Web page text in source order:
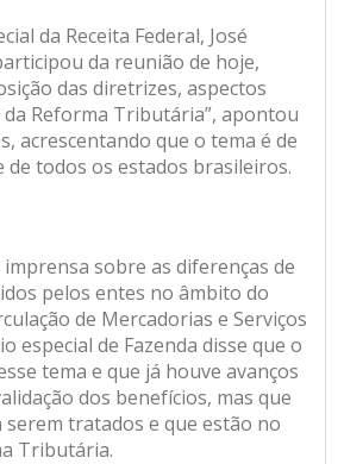
da Receita Federal, José
da reunião de hoje,
das diretrizes, aspectos
Reforma Tributária”, apontou
acrescentando que o tema é de
todos os estados brasileiros.
sobre as diferenças de
pelos entes no âmbito do
de Mercadorias e Serviços
especial de Fazenda disse que o
tema e que já houve avanços
dos benefícios, mas que
tratados e que estão no
Tributária.